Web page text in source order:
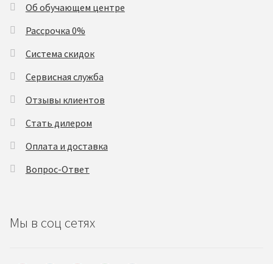
Об обучающем центре
Рассрочка 0%
Система скидок
Сервисная служба
Отзывы клиентов
Стать дилером
Оплата и доставка
Вопрос-Ответ
Мы в соц сетях